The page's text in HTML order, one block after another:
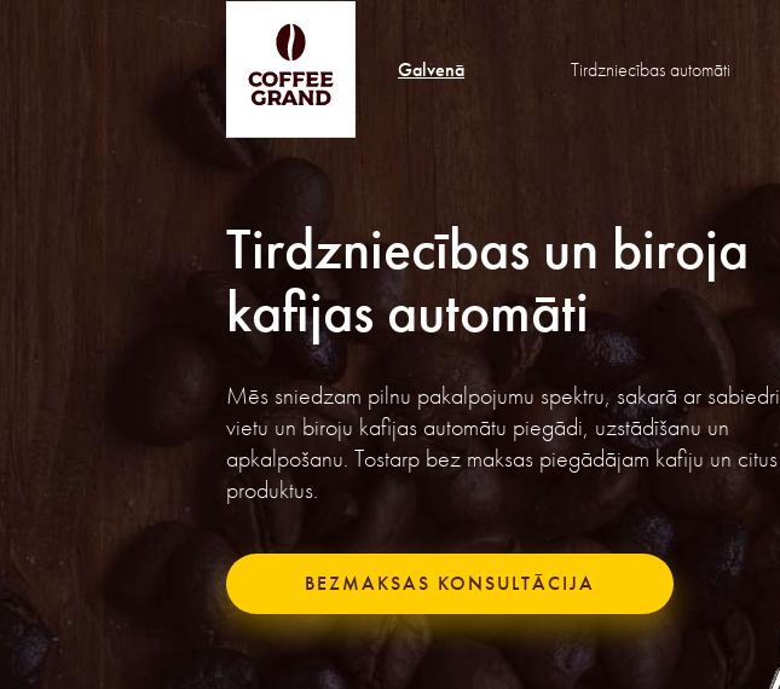
Galvenā Tirdzniecības automāti
Tirdzniecības un biroja
kafijas automāti
Mēs sniedzam pilnu pakalpojumu spektru, sakarā ar
vietu un biroju kafijas automātu piegādi, uzstādīšanu un
apkalpošanu. Tostarp bez maksas piegādājam kafiju un citus
produktus.
BEZMAKSAS KONSULTĀCIJA